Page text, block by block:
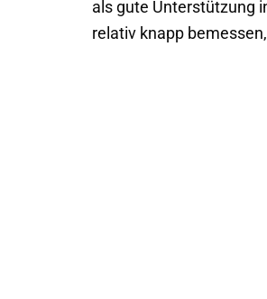
als gute Unterstützung
relativ knapp